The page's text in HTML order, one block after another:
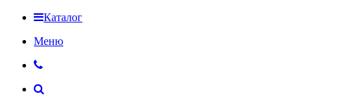
Каталог
Меню